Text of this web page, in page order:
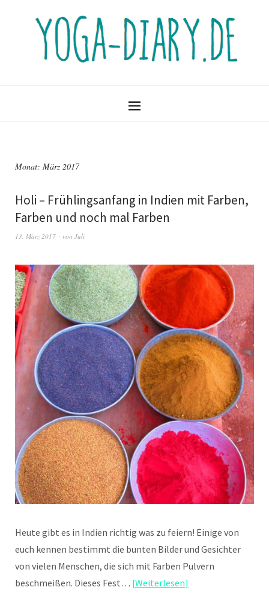
Monat: März 2017
Holi – Frühlingsanfang in Indien mit Farben,
Farben und noch mal Farben
13. März 2017 von Juli
Heute gibt es in Indien richtig was zu feiern! Einige von
euch kennen bestimmt die bunten Bilder und Gesichter
von vielen Menschen, die sich mit Farben Pulvern
beschmeißen. Dieses Fest… Weiterlesen